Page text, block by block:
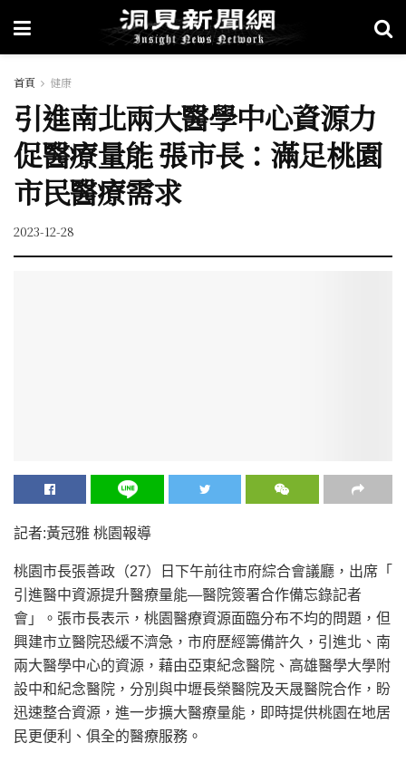
首頁 健康
引進南北兩大醫學中心資源力
促醫療量能 張市長：滿足桃園
市民醫療需求
2023-12-28
記者:黃冠雅 桃園報導
桃園市長張善政（27）日下午前往市府綜合會議廳，出席「
引進醫中資源提升醫療量能—醫院簽署合作備忘錄記者
會」。 張市長表示，桃園醫療資源面臨分布不均的問題， 但
興建市立醫院恐緩不濟急，市府歷經籌備許久，引進北、 南
兩大醫學中心的資源，藉由亞東紀念醫院、 高雄醫學大學附
設中和紀念醫院， 分別與中壢長榮醫院及天晟醫院合作，盼
迅速整合資源， 進一步擴大醫療量能，即時提供桃園在地居
民更便利、 俱全的醫療服務。